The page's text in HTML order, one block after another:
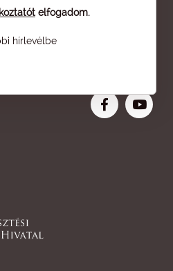
elfogadom.
hírlevélbe